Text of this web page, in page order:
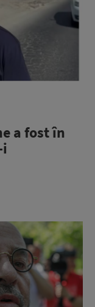
a fost în
i